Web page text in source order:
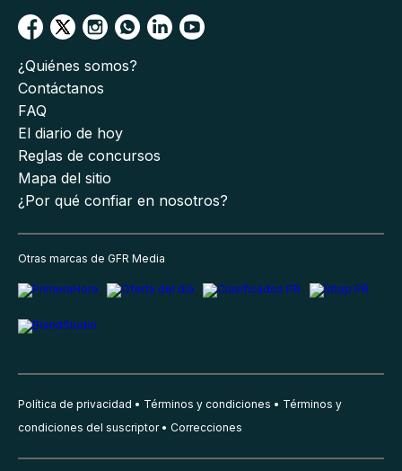
¿Quiénes somos?
Contáctanos
FAQ
El diario de hoy
Reglas de concursos
Mapa del sitio
¿Por qué confiar en nosotros?
Otras marcas de GFR Media
Política de privacidad Términos y condiciones
Términos y
condiciones del suscriptor
Correcciones